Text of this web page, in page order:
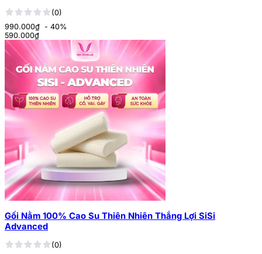
(0)
990.000₫ - 40%
590.000₫
Gối Nằm 100% Cao Su Thiên Nhiên Thắng Lợi SiSi
Advanced
(0)